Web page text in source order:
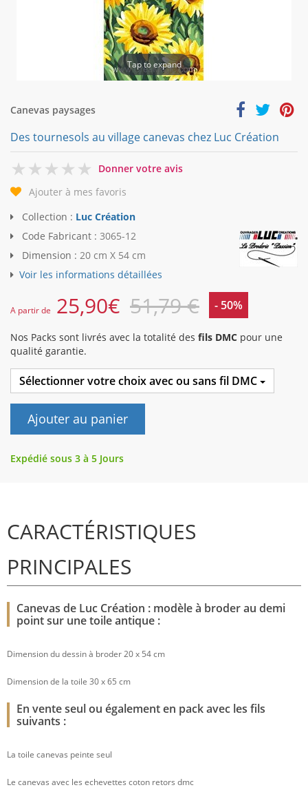
Tap to expand
Canevas paysages
Des tournesols au village canevas chez Luc Création
0
Donner votre avis
Ajouter à mes favoris
Collection : Luc Création
Code Fabricant : 3065-12
Dimension : 20 cm X 54 cm
Voir les informations détaillées
A partir de 25,90€ 51,79 € - 50%
Nos Packs sont livrés avec la totalité des fils DMC pour une
qualité garantie.
Sélectionner votre choix avec ou sans fil DMC
Ajouter au panier
Expédié sous 3 à 5 Jours
CARACTÉRISTIQUES
PRINCIPALES
Canevas de Luc Création : modèle à broder au demi
point sur une toile antique :
Dimension du dessin à broder 20 x 54 cm
Dimension de la toile 30 x 65 cm
En vente seul ou également en pack avec les fils
suivants :
La toile canevas peinte seul
Le canevas avec les echevettes coton retors dmc